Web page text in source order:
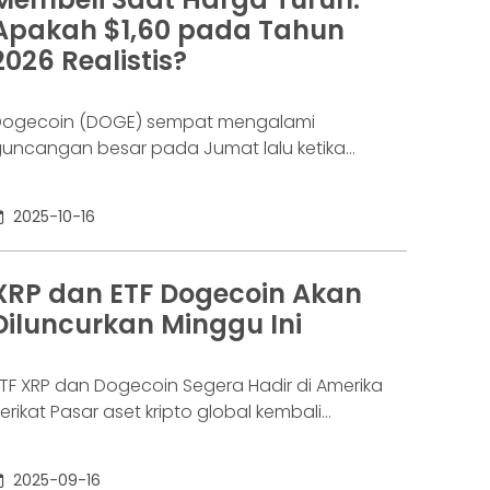
posisi sebelumnya di $72 miliar.
drastis
$1,60 pada Tahun
Realistis?
(DOGE) sempat mengalami
besar pada Jumat lalu ketika
akibat flash crash. Meskipun harga
pulih ke kisaran $0,20, kejadian tersebut
likuidasi posisi long senilai lebih dari
juta, empat kali lebih besar dibandingkan
tahunan sebelumnya. Sementara
2025-10-16
dan ETF Dogecoin Akan
Minggu Ini
XRP dan Dogecoin Segera Hadir di Amerika
Pasar aset kripto global kembali
2025-09-16